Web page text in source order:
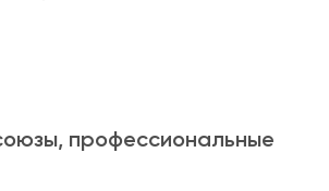
профессиональные